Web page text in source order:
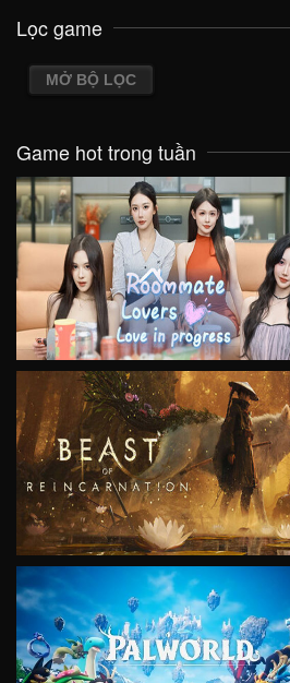
Lọc game
MỞ BỘ LỌC
Game hot trong tuần
VIEW
VIEW
VIEW